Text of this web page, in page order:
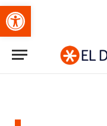
Obre la barra d'eines